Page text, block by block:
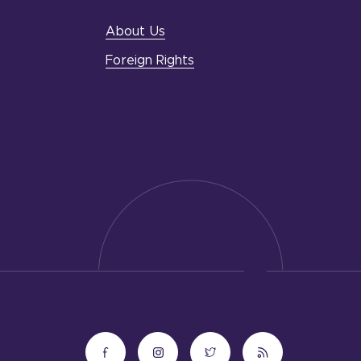
About Us
Foreign Rights